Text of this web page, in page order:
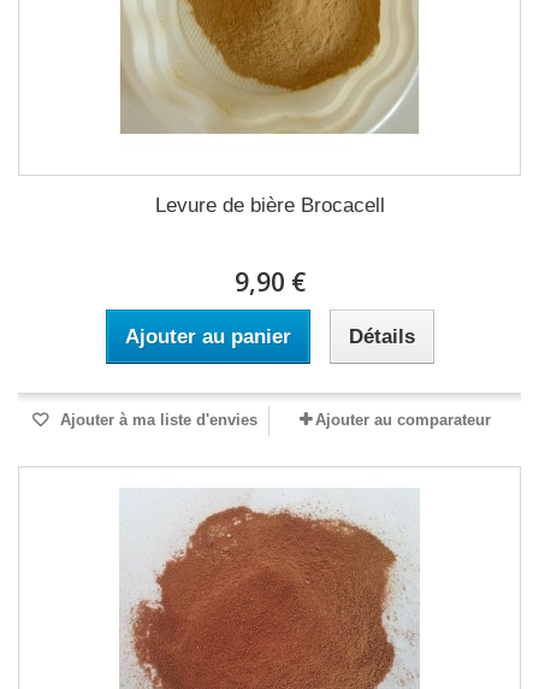
Levure de bière Brocacell
9,90 €
Ajouter au panier Détails
Ajouter à ma liste d'envies Ajouter au comparateur